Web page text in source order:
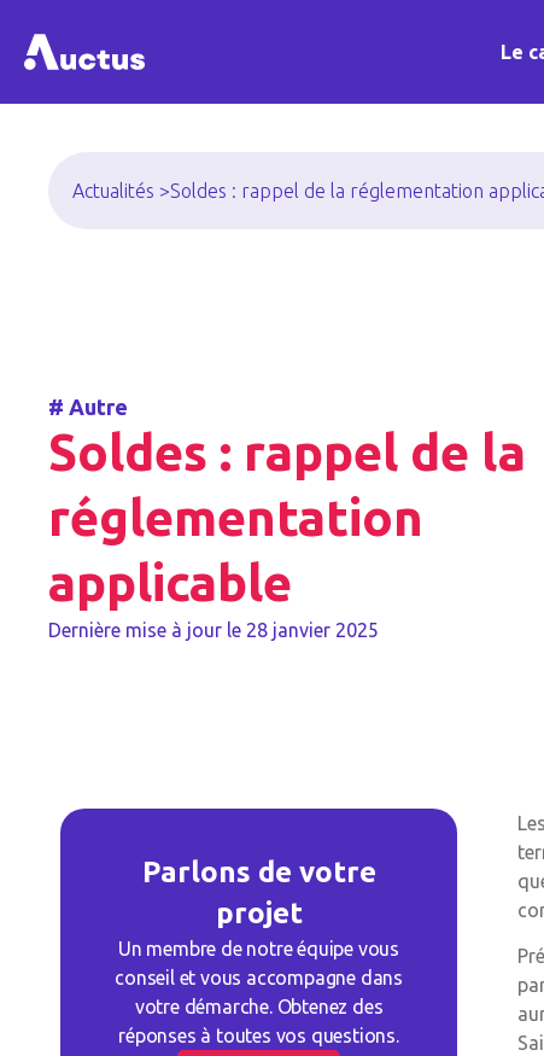
Le
Actualités >Soldes : rappel de la réglementation
# Autre
Soldes : rappel de la
réglementation
applicable
Dernière mise à jour le 28 janvier 2025
Parlons de votre
projet
Un membre de notre équipe vous
conseil et vous accompagne dans
votre démarche. Obtenez des
réponses à toutes vos questions.